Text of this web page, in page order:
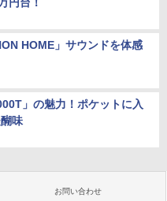
円台！
HOME」サウンドを体感
」の魅力！ポケットに入
味
お問い合わせ